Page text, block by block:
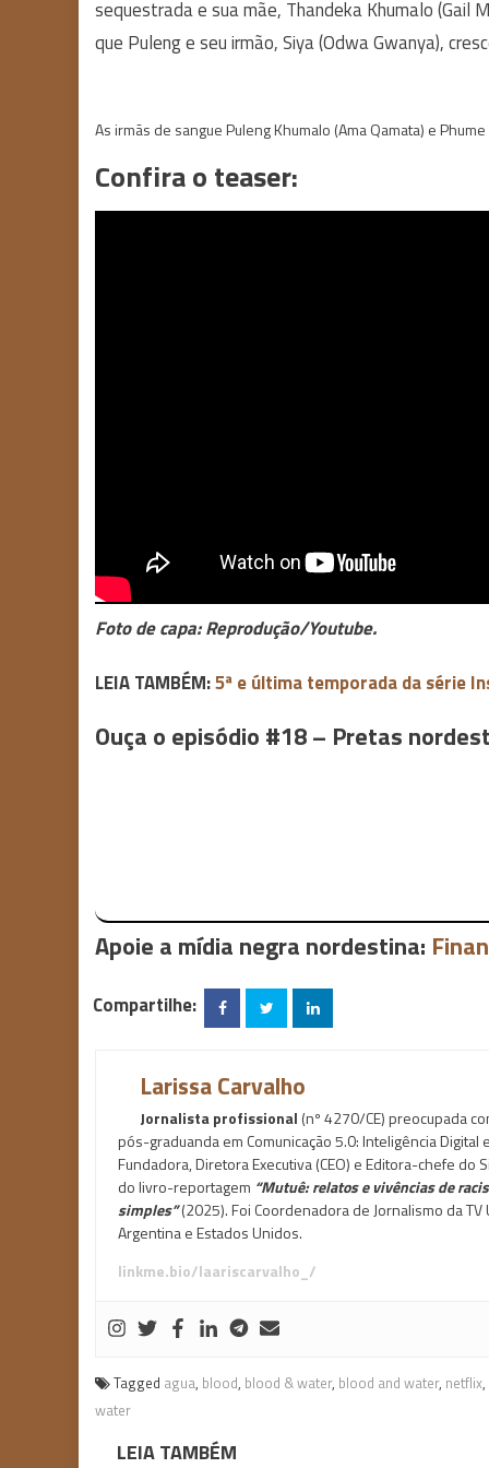
sequestrada e sua mãe, Thandeka Khumalo (Gail
que Puleng e seu irmão, Siya (Odwa Gwanya),
As irmãs de sangue Puleng Khumalo (Ama Qamata) e
Confira o teaser:
Foto de capa: Reprodução/Youtube.
LEIA TAMBÉM:5ª e última temporada da série
Ouça o episódio #18 – Pretas
Apoie a mídia negra nordestina:
Compartilhe:
Larissa Carvalho
Jornalista profissional (nº 4270/CE) preocupada
pós-graduanda em Comunicação 5.0: Inteligência
Fundadora, Diretora Executiva (CEO) e Editora-chefe
do livro-reportagem “Mutuê: relatos e vivências de
simples”(2025). Foi Coordenadora de Jornalismo da
Argentina e Estados Unidos.
linkme.bio/laariscarvalho_/
Tagged agua, blood, blood & water, blood and water, netflix,
water
LEIA TAMBÉM